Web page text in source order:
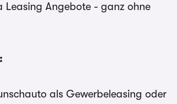
Leasing Angebote - ganz ohne
als Gewerbeleasing oder